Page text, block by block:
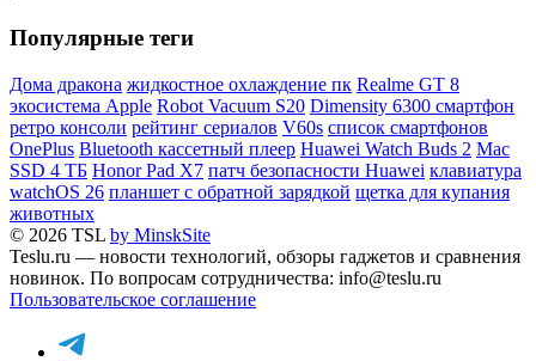
Популярные теги
Дома дракона жидкостное охлаждение пк Realme GT 8
экосистема Apple Robot Vacuum S20 Dimensity 6300 смартфон
ретро консоли рейтинг сериалов V60s список смартфонов
OnePlus Bluetooth кассетный плеер Huawei Watch Buds 2 Mac
SSD 4 ТБ Honor Pad X7 патч безопасности Huawei клавиатура
watchOS 26 планшет с обратной зарядкой щетка для купания
животных
© 2026 TSL by MinskSite
Teslu.ru — новости технологий, обзоры гаджетов и сравнения
новинок. По вопросам сотрудничества: info@teslu.ru
Пользовательское соглашение